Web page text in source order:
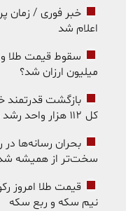
خبر فوری / زمان
اعلام شد
سقوط قیمت طلا
میلیون ارزان شد؟
بازگشت
کل ۱۱۲ هزار واحد رشد کرد
بحران رسانه‌ها در
سخت‌تر از همیشه
قیمت طلا امروز
نیم سکه و ربع سکه